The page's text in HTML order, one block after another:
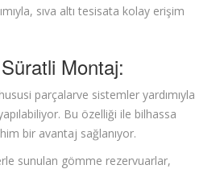
sıva altı tesisata kolay erişim
Montaj:
parçalarve sistemler yardımıyla
Bu özelliği ile bilhassa
bir avantaj sağlanıyor.
sunulan gömme rezervuarlar,